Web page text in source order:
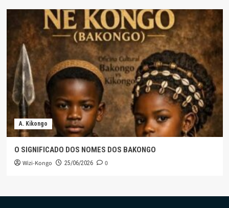
A. Kikongo
O SIGNIFICADO DOS NOMES DOS BAKONGO
Wizi-Kongo 25/06/2026 0